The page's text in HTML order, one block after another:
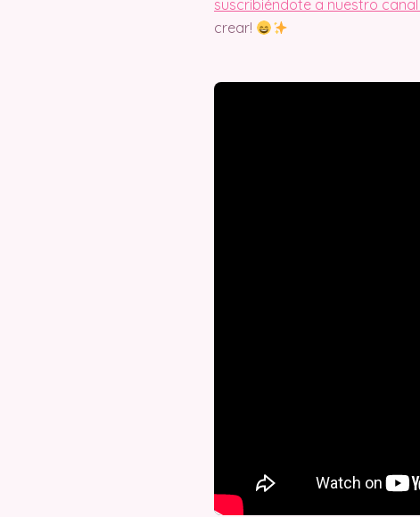
suscribiéndote a nuestro canal
crear!